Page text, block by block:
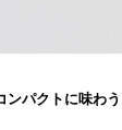
ンパクトに味わう